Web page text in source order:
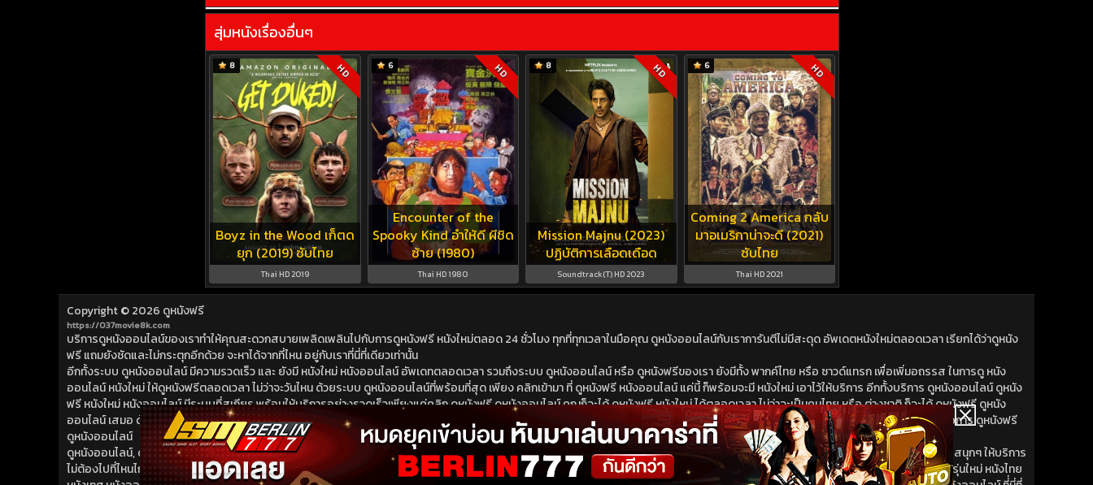
สุ่มหนังเรื่องอื่นๆ
Boyz in the Wood เก็ตด
ยุก (2019) ซับไทย
8 HD
Thai HD 2019
Encounter of the
Spooky Kind อำให้ดี ผีชิด
ซ้าย (1980)
6 HD
Thai HD 1980
Mission Majnu (2023)
ปฏิบัติการเลือดเดือด
8 HD
Soundtrack(T) HD 2023
Coming 2 America กลับ
มาอเมริกาน่าจะดี (2021)
ซับไทย
6 HD
Thai HD 2021
Copyright © 2026 ดูหนังฟรี
https://037movie8k.com
บริการดูหนังออนไลน์ของเราทำให้คุณสะดวกสบายเพลิดเพลินไปกับการดูหนังฟรี หนังใหม่ตลอด 24 ชั่วโมง ทุกที่ทุกเวลาในมือคุณ ดูหนังออนไลน์กับเราการันตีไม่มีสะดุด อัพเดตหนังใหม่ตลอดเวลา เรียกได้ว่าดูหนัง
ฟรี แถมยังชัดและไม่กระตุกอีกด้วย จะหาได้จากที่ไหน อยู่กับเราที่นี่ที่เดียวเท่านั้น
อีกทั้งระบบ ดูหนังออนไลน์ มีความรวดเร็ว และ ยังมี หนังใหม่ หนังออนไลน์ อัพเดทตลอดเวลา รวมถึงระบบ ดูหนังออนไลน์ หรือ ดูหนังฟรีของเรา ยังมีทั้ง พากค์ไทย หรือ ซาวด์แทรก เพื่อเพิ่มอถรรส ในการดู หนัง
ออนไลน์ หนังใหม่ ให้ดูหนังฟรีตลอดเวลา ไม่ว่าจะวันไหน ด้วยระบบ ดูหนังออนไลน์ที่พร้อมที่สุด เพียง คลิกเข้ามา ที่ ดูหนังฟรี หนังออนไลน์ แค่นี้ ก็พร้อมจะมี หนังใหม่ เอาไว้ให้บริการ อีกทั้งบริการ ดูหนังออนไลน์ ดูหนัง
ฟรี หนังใหม่ หนังออนไลน์ มีระบบที่สเถียร พร้อมให้บริการอย่างรวดเร็วเพียงแค่คลิก ดูหนังฟรี ดูหนังออนไลน์ คุณก็จะได้ ดูหนังฟรี หนังใหม่ ได้ตลอดเวลา ไม่ว่าจะเป็นคนไทย หรือ ต่างชาติ ก็จะได้ ดูหนังฟรี ดูหนัง
ออนไลน์ เสมอ ด้วย หนังใหม่ ที่เราเพิ่มเข้ามาอย่างต่อเนื่อง ดูหนังฟรี ดูหนังออนไลน์ ไม่ต้องไปหาไหนไกล หนังใหม่ หนังออนไลน์ มาใหม่ชนโรง หรือ หนังใหม่ เพิ่งออก หนังออนไลน์ เราก็พร้อมจะน้าเสนอการ ดูหนังฟรี
ดูหนังออนไลน์
ดูหนังออนไลน์, ดูหนังฟรี, หนังออนไลน์, หนังใหม่ ดูชัดก่อนใคร ดูหนังออนไลน์ ดูหนังฟรี หนังออนไลน์ พร้อม หนังใหม่ ที่สามารถดูได้ 24 ชั่วโมง อัพเดทรวดเร็ว ทั้งหนังเก่า หนังใหม่ พร้อม หนังออนไลน์ สนุกๆ ให้บริการ
ไม่ต้องไปที่ไหนไกล ที่นี่ที่เดียว ดูหนังฟรี ดูหนังออนไลน์ สดใหม่ ไม่ซ้ำใคร รวดเร็วทันใจไม่มี โฆษณามาคั่นให้เสียอารมณ์ ดูหนังฟรี ที่นี่มี หนังออนไลน์ พร้อมให้ดู และ หนังใหม่ ที่ดู หนังออนไลน์ สำหรับคนรุ่นใหม่ หนังไทย